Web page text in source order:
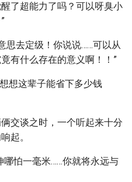
了超能力了吗？可以呀臭小
思去定级！你说说……可以从
有什么存在的意义啊！！”
想这辈子能省下多少钱
交谈之时，一个听起来十分
起。
哪怕一毫米……你就将永远与